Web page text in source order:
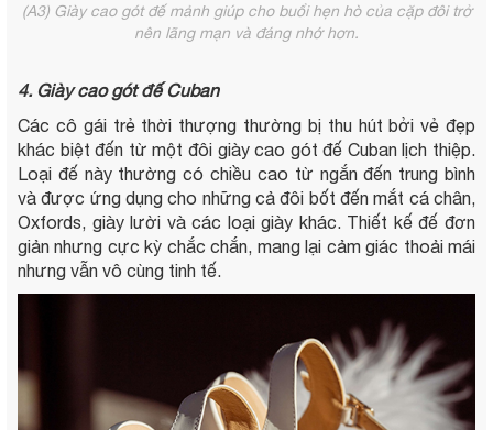
(A3) Giày cao gót đế mảnh giúp cho buổi hẹn hò của cặp đôi trở
nên lãng mạn và đáng nhớ hơn.
4. Giày cao gót đế Cuban
Các cô gái trẻ thời thượng thường bị thu hút bởi vẻ đẹp
khác biệt đến từ một đôi giày cao gót đế Cuban lịch thiệp.
Loại đế này thường có chiều cao từ ngắn đến trung bình
và được ứng dụng cho những cả đôi bốt đến mắt cá chân,
Oxfords, giày lười và các loại giày khác. Thiết kế đế đơn
giản nhưng cực kỳ chắc chắn, mang lại cảm giác thoải mái
nhưng vẫn vô cùng tinh tế.